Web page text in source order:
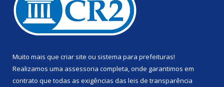
Muito mais que criar site ou sistema para prefeituras!
Realizamos uma assessoria completa, onde garantimos em
contrato que todas as exigências das leis de transparência